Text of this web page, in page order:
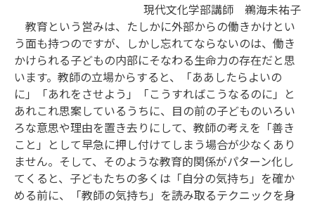
現代文化学部講師 鵜海未祐子
教育という営みは、たしかに外部からの働きかけとい
う面も持つのですが、しかし忘れてならないのは、働き
かけられる子どもの内部にそなわる生命力の存在だと思
います。教師の立場からすると、「ああしたらよいの
に」「あれをさせよう」「こうすればこうなるのに」と
あれこれ思案しているうちに、目の前の子どものいろい
ろな意思や理由を置き去りにして、教師の考えを「善き
こと」として早急に押し付けてしまう場合が少なくあり
ません。そして、そのような教育的関係がパターン化し
てくると、子どもたちの多くは「自分の気持ち」を確か
める前に、「教師の気持ち」を読み取るテクニックを身